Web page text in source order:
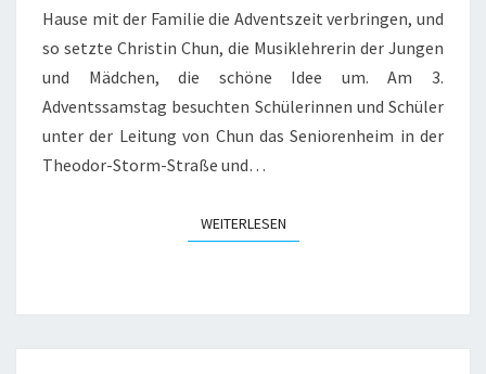
Hause mit der Familie die Adventszeit verbringen, und
so setzte Christin Chun, die Musiklehrerin der Jungen
und Mädchen, die schöne Idee um. Am 3.
Adventssamstag besuchten Schülerinnen und Schüler
unter der Leitung von Chun das Seniorenheim in der
Theodor-Storm-Straße und…
WEITERLESENWEITERLESEN